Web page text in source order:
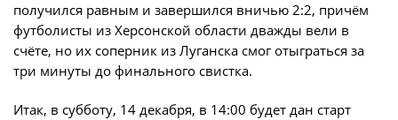
Турнир Объединенного Чемпионата по
футболу "Содружество" среди юношей
2011-2012 годов рождения (U-15)
Календарь и результаты матчей
получился равным и завершился вничью 2:2, причём
футболисты из Херсонской области дважды вели в
счёте, но их соперник из Луганска смог отыграться за
три минуты до финального свистка.
Итак, в субботу, 14 декабря, в 14:00 будет дан старт